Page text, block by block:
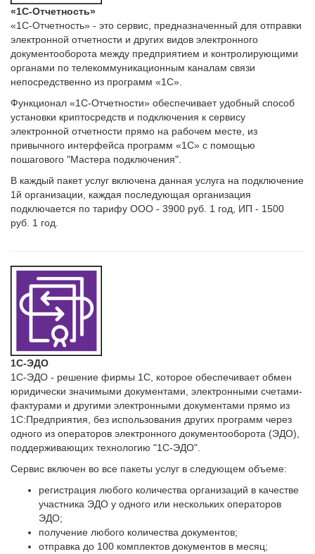
«1С-Отчетность»
«1С-Отчетность» - это сервис, предназначенный для отправки
электронной отчетности и других видов электронного
документооборота между предприятием и контролирующими
органами по телекоммуникационным каналам связи
непосредственно из программ «1С».
Функционал «1С-Отчетности» обеспечивает удобный способ
установки криптосредств и подключения к сервису
электронной отчетности прямо на рабочем месте, из
привычного интерфейса программ «1С» с помощью
пошагового "Мастера подключения".
В каждый пакет услуг включена данная услуга на подключение
1й организации, каждая последующая организация
подключается по тарифу ООО - 3900 руб. 1 год, ИП - 1500
руб. 1 год.
1С-ЭДО
1С-ЭДО - решение фирмы 1С, которое обеспечивает обмен
юридически значимыми документами, электронными счетами-
фактурами и другими электронными документами прямо из
1С:Предприятия, без использования других программ через
одного из операторов электронного документооборота (ЭДО),
поддерживающих технологию "1С-ЭДО".
Сервис включен во все пакеты услуг в следующем объеме:
регистрация любого количества организаций в качестве
участника ЭДО у одного или нескольких операторов
ЭДО;
получение любого количества документов;
отправка до 100 комплектов документов в месяц;